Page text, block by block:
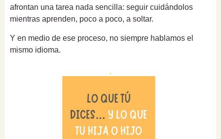
afrontan una tarea nada sencilla: seguir cuidándolos
mientras aprenden, poco a poco, a soltar.
Y en medio de ese proceso, no siempre hablamos el
mismo idioma.